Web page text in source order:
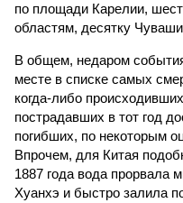
по площади Карелии,
областям, десятку
В общем, недаром
месте в списке самых
когда-либо
пострадавших в тот год
погибших, по некоторым
Впрочем, для Китая
1887 года вода прорвала
Хуанхэ и быстро залила